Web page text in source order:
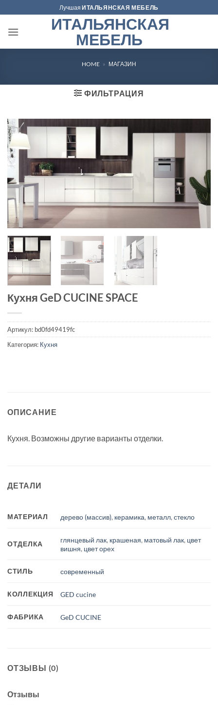
to
content
ЛучшаяИТАЛЬЯНСКАЯ МЕБЕЛЬ
ИТАЛЬЯНСКАЯ
МЕБЕЛЬ
HOME » МАГАЗИН
ФИЛЬТРАЦИЯ
Кухня GeD CUCINE SPACE
Артикул: bd0fd49419fc
Категория: Кухня
ОПИСАНИЕ
Кухня. Возможны другие варианты отделки.
ДЕТАЛИ
МАТЕРИАЛ дерево (массив), керамика, металл,стекло
ОТДЕЛКА
глянцевый лак, крашеная, матовый лак, цвет
вишня, цвет орех
СТИЛЬ современный
КОЛЛЕКЦИЯ GED cucine
ФАБРИКА GeD CUCINE
ОТЗЫВЫ (0)
Отзывы